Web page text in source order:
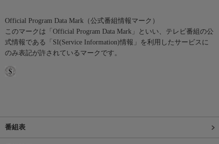
Official Program Data Mark（公式番組情報マーク）
このマークは「Official Program Data Mark」といい、テレビ番組の公
式情報である「SI(Service Information)情報」を利用したサービスに
のみ表記が許されているマークです。
番組表